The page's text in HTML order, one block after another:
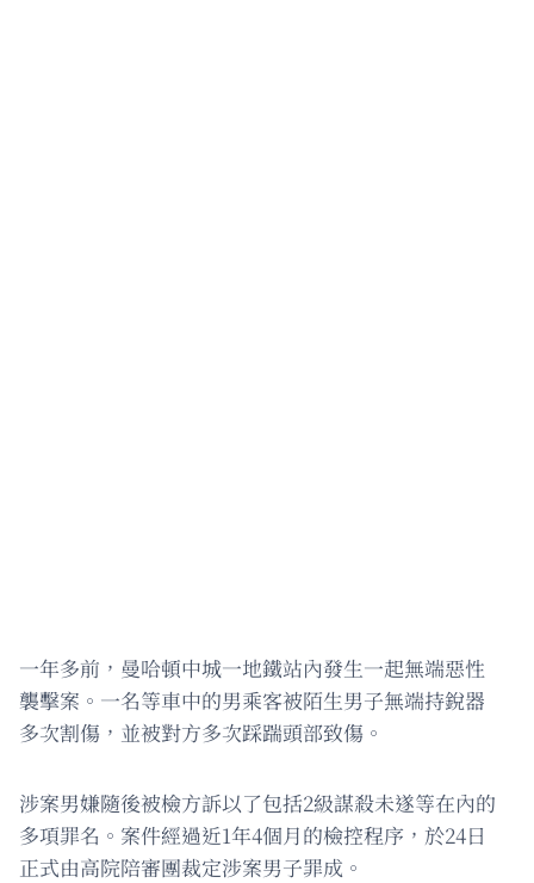
一年多前，曼哈頓中城一地鐵站內發生一起無端惡性
襲擊案。一名等車中的男乘客被陌生男子無端持銳器
多次割傷，並被對方多次踩踹頭部致傷。
涉案男嫌隨後被檢方訴以了包括2級謀殺未遂等在內的
多項罪名。案件經過近1年4個月的檢控程序，於24日
正式由高院陪審團裁定涉案男子罪成。